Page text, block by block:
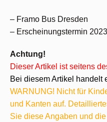
– Framo Bus Dresden
– Erscheinungstermin 2023
Achtung!
Dieser Artikel ist seitens
Bei diesem Artikel handelt
WARNUNG! Nicht für
und Kanten auf.
Sie diese Angaben und